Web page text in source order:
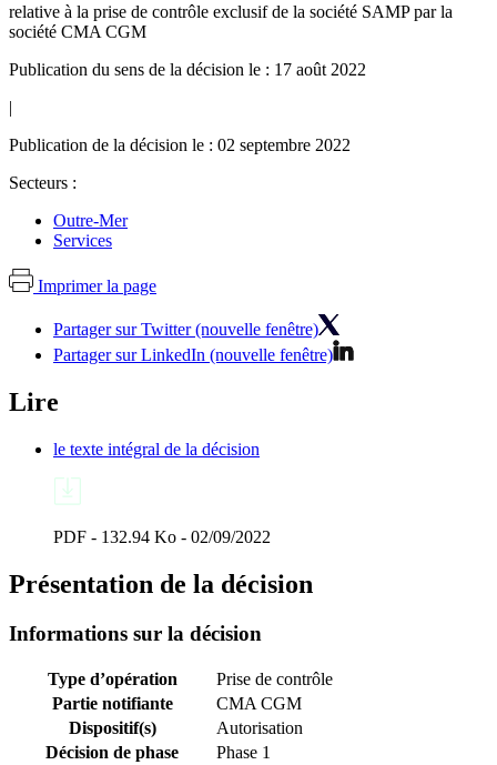
relative à la prise de contrôle exclusif de la société SAMP par la
société CMA CGM
Publication du sens de la décision le : 17 août 2022
|
Publication de la décision le : 02 septembre 2022
Secteurs :
Outre-Mer
Services
Imprimer la page
Partager sur Twitter (nouvelle fenêtre)
Partager sur LinkedIn (nouvelle fenêtre)
Lire
le texte intégral de la décision
PDF - 132.94 Ko - 02/09/2022
Présentation de la décision
Informations sur la décision
Type d’opération
Prise de contrôle
Partie notifiante
CMA CGM
Dispositif(s)
Autorisation
Décision de phase
Phase 1